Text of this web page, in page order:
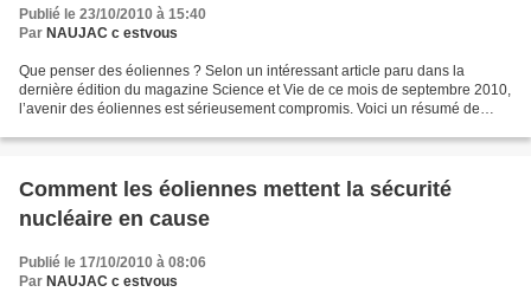
Publié le 23/10/2010 à 15:40
Par NAUJAC c estvous
Que penser des éoliennes ? Selon un intéressant article paru dans la
dernière édition du magazine Science et Vie de ce mois de septembre 2010,
l’avenir des éoliennes est sérieusement compromis. Voici un résumé de
Comment les éoliennes mettent la sécurité
nucléaire en cause
Publié le 17/10/2010 à 08:06
Par NAUJAC c estvous